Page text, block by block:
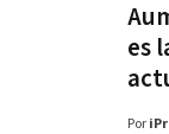
es
Por